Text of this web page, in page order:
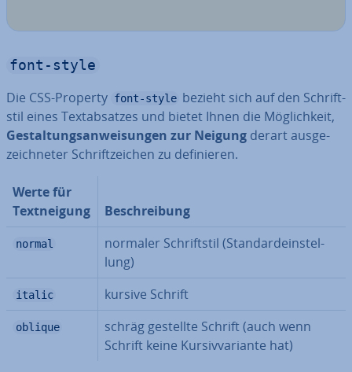
font-style
Die CSS-Property font-style bezieht sich auf den Schrift­
stil eines Text­ab­sat­zes und bietet Ihnen die Mög­lich­keit,
Ge­stal­tungs­an­wei­sun­gen zur Neigung derart aus­ge­
zeich­ne­ter Schrift­zei­chen zu de­fi­nie­ren.
Werte für
Text­nei­gung
Be­schrei­bung
normal
normaler Schrift­stil (Stan­dard­ein­stel­
lung)
italic kursive Schrift
oblique
schräg gestellte Schrift (auch wenn
Schrift keine Kur­siv­va­ri­an­te hat)